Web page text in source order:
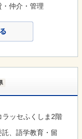
仲介・管理
ッセふくしま2階
、語学教育・留